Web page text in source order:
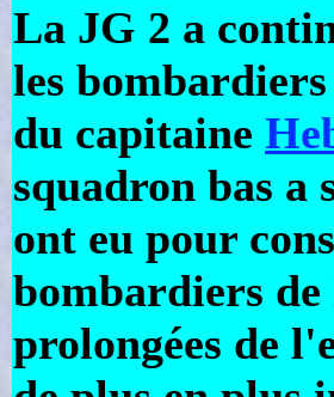
La JG 2 a
les
du capitaine
squadron bas a
ont eu pour
bombardiers
prolongées de